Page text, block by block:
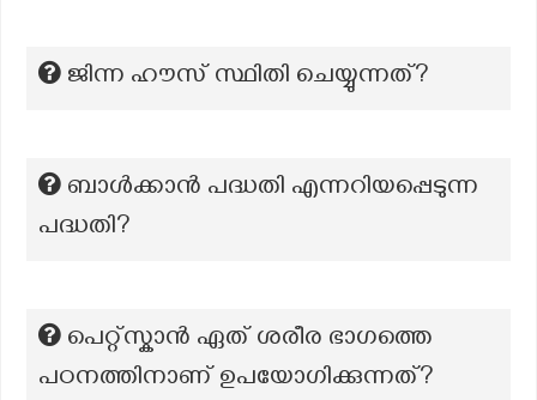
ജിന്ന ഹൗസ് സ്ഥിതി ചെയ്യുന്നത്?
ബാൾക്കാൻ പദ്ധതി എന്നറിയപ്പെടുന്ന
പദ്ധതി?
പെറ്റ്സ്കാൻ ഏത് ശരീര ഭാഗത്തെ
പഠനത്തിനാണ് ഉപയോഗിക്കുന്നത്?